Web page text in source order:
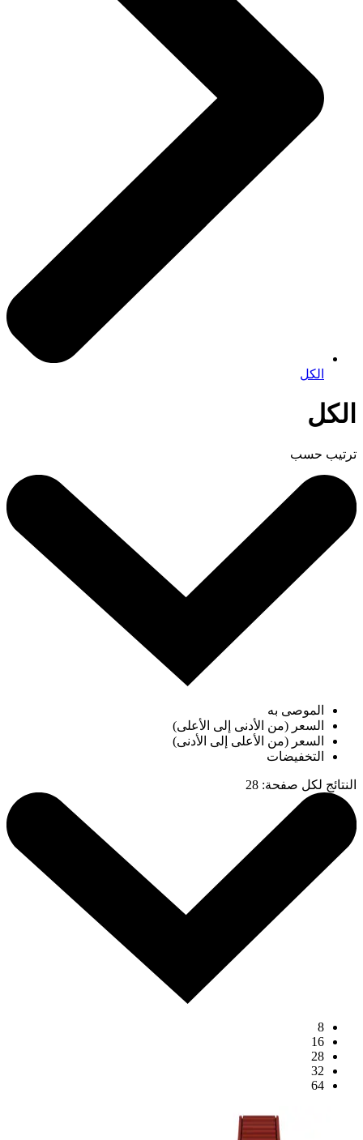
الكل
الكل
ترتيب حسب
الموصى به
السعر (من الأدنى إلى الأعلى)
السعر (من الأعلى إلى الأدنى)
التخفيضات
النتائج لكل صفحة:
28
8
16
28
32
64